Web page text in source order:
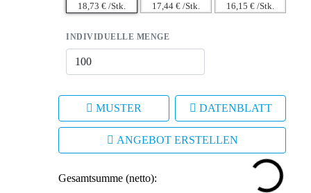
18,73 € /Stk.
17,44 € /Stk.
16,15 € /Stk.
INDIVIDUELLE MENGE
MUSTER DATENBLATT
ANGEBOT ERSTELLEN
Gesamtsumme (netto):